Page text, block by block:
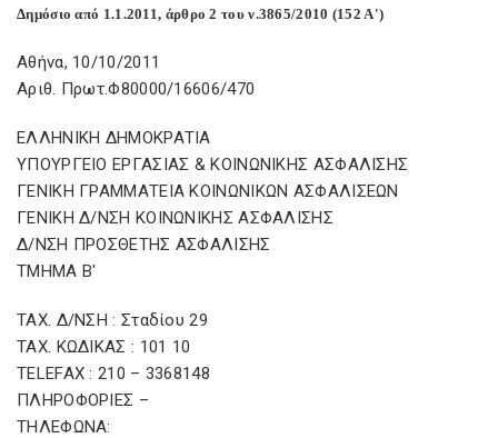
Δημόσιο από 1.1.2011, άρθρο 2 του ν.3865/2010 (152 Α')
Αθήνα, 10/10/2011
Αριθ. Πρωτ.Φ80000/16606/470
ΕΛΛΗΝΙΚΗ ΔΗΜΟΚΡΑΤΙΑ
ΥΠΟΥΡΓΕΙΟ ΕΡΓΑΣΙΑΣ & ΚΟΙΝΩΝΙΚΗΣ ΑΣΦΑΛΙΣΗΣ
ΓΕΝΙΚΗ ΓΡΑΜΜΑΤΕΙΑ ΚΟΙΝΩΝΙΚΩΝ ΑΣΦΑΛΙΣΕΩΝ
ΓΕΝΙΚΗ Δ/ΝΣΗ ΚΟΙΝΩΝΙΚΗΣ ΑΣΦΑΛΙΣΗΣ
Δ/ΝΣΗ ΠΡΟΣΘΕΤΗΣ ΑΣΦΑΛΙΣΗΣ
ΤΜΗΜΑ Β'
TAX. Δ/ΝΣΗ : Σταδίου 29
TAX. ΚΩΔΙΚΑΣ : 101 10
TELEFAX : 210 – 3368148
ΠΛΗΡΟΦΟΡΙΕΣ –
ΤΗΛΕΦΩΝΑ: